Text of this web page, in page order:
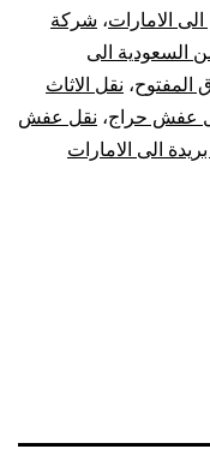
الامارات، شركة
السعودية الى
المفتوح، نقل الاثاث
عفش حراج، نقل عفش
الى الامارات